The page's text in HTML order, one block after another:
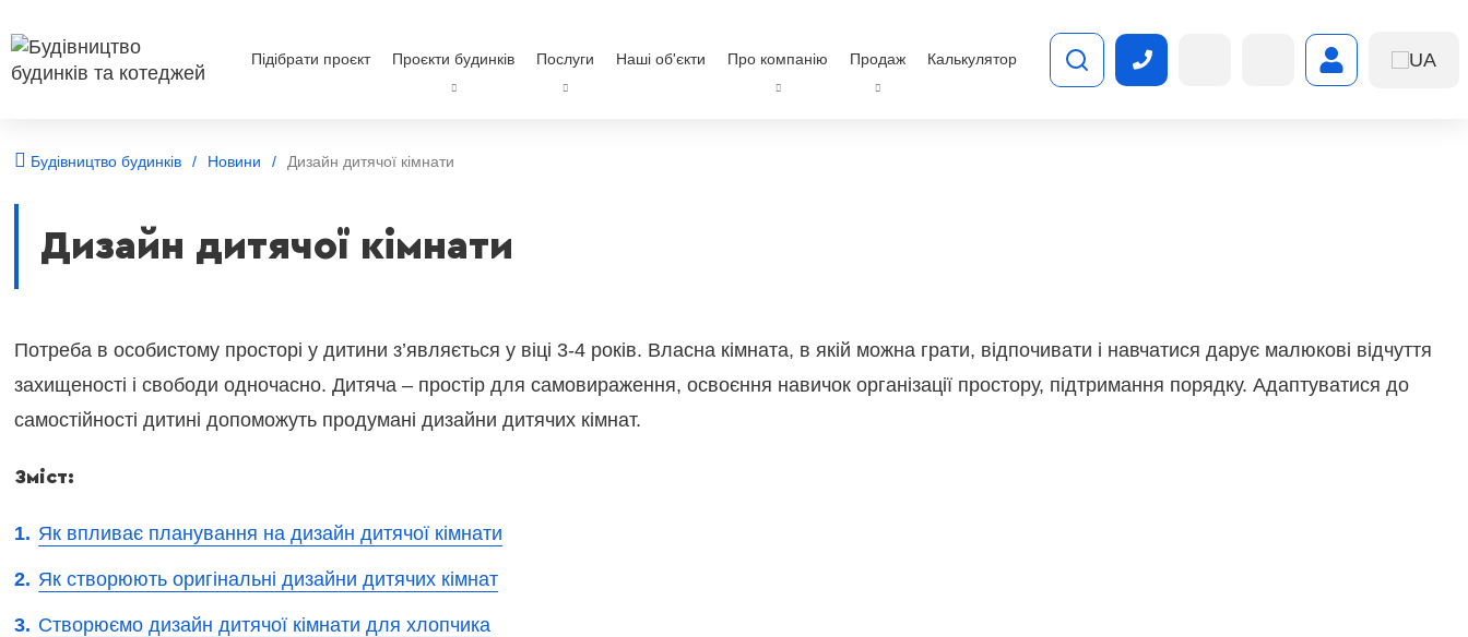
Підібрати проєкт Проєкти будинків Послуги Наші об'єкти Про компанію Продаж Калькулятор UA
Будівництво будинків Новини Дизайн дитячої кімнати
Дизайн дитячої кімнати
Потреба в особистому просторі у дитини з’являється у віці 3-4 років. Власна кімната, в якій можна грати, відпочивати і навчатися дарує малюкові відчуття
захищеності і свободи одночасно. Дитяча – простір для самовираження, освоєння навичок організації простору, підтримання порядку. Адаптуватися до
самостійності дитині допоможуть продумані дизайни дитячих кімнат.
Зміст:
Як впливає планування на дизайн дитячої кімнати
Як створюють оригінальні дизайни дитячих кімнат
Створюємо дизайн дитячої кімнати для хлопчика